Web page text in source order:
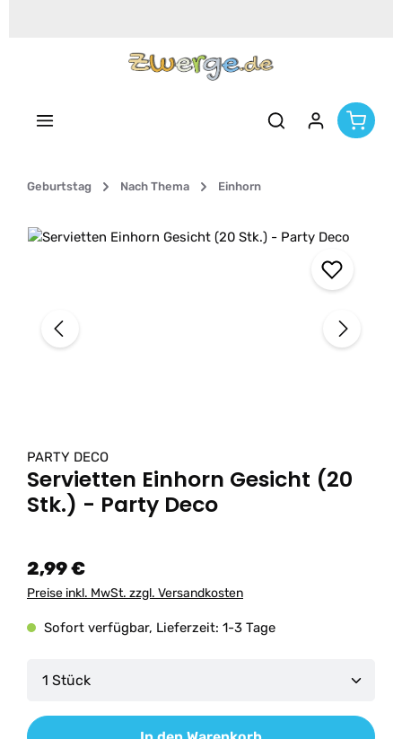
Geburtstag Nach Thema Einhorn
Bildergalerie überspringen
PARTY DECO
Servietten Einhorn Gesicht (20
Stk.) - Party Deco
2,99 €
Preise inkl. MwSt. zzgl. Versandkosten
Sofort verfügbar, Lieferzeit: 1-3 Tage
Produkt Anzahl: Gib den gewünschten Wert